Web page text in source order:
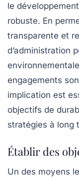
le
robuste. En
transparente et
d’administration
engagements
implication est
objectifs de
stratégies à long
Établir des
Un des moyens